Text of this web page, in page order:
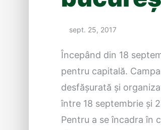
sept. 25, 2017
Începând din 18
pentru capitală.
desfăşurată şi
între 18 septembrie şi
Pentru a se încadra în